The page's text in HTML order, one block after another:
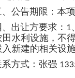
、公告期限：本
、出让方要求： 1
田水利设施，不
入新建的相关设
系方式：张强